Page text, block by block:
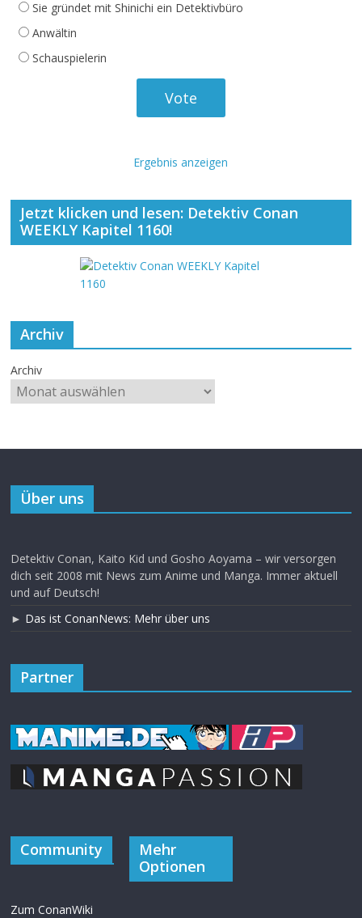
Sie gründet mit Shinichi ein Detektivbüro
Anwältin
Schauspielerin
Ergebnis anzeigen
Jetzt klicken und lesen: Detektiv Conan
WEEKLY Kapitel 1160!
Archiv
Archiv
Über uns
Detektiv Conan, Kaito Kid und Gosho Aoyama – wir versorgen
dich seit 2008 mit News zum Anime und Manga. Immer aktuell
und auf Deutsch!
► Das ist ConanNews: Mehr über uns
Partner
Community
Zum ConanWiki
Mehr
Optionen